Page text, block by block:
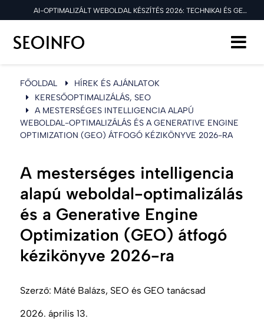
AI-OPTIMALIZÁLT WEBOLDAL KÉSZÍTÉS 2026: TECHNIKAI ÉS GEO ÚTMUTATÓ
FŐOLDAL
HÍREK ÉS AJÁNLATOK
KERESŐOPTIMALIZÁLÁS, SEO
A MESTERSÉGES INTELLIGENCIA ALAPÚ
WEBOLDAL-OPTIMALIZÁLÁS ÉS A GENERATIVE ENGINE
OPTIMIZATION (GEO) ÁTFOGÓ KÉZIKÖNYVE 2026-RA
A mesterséges intelligencia
alapú weboldal-optimalizálás
és a Generative Engine
Optimization (GEO) átfogó
kézikönyve 2026-ra
Szerző: Máté Balázs, SEO és GEO tanácsad
2026. április 13.